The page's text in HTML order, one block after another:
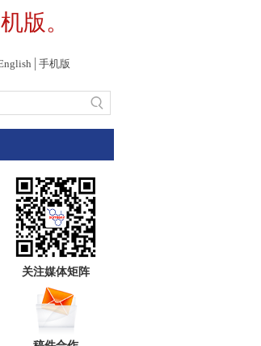
版。
手机版
关注媒体矩阵